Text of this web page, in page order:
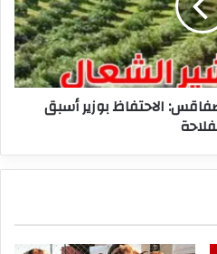
الاحتفاظ بوزير أسبق